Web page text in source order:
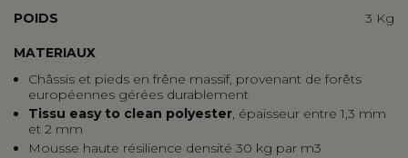
POIDS 3 Kg
MATERIAUX
Châssis et pieds en frêne massif, provenant de forêts
européennes gérées durablement
Tissu easy to clean polyester, épaisseur entre 1,3 mm
et 2 mm
Mousse haute résilience densité 30 kg par m3